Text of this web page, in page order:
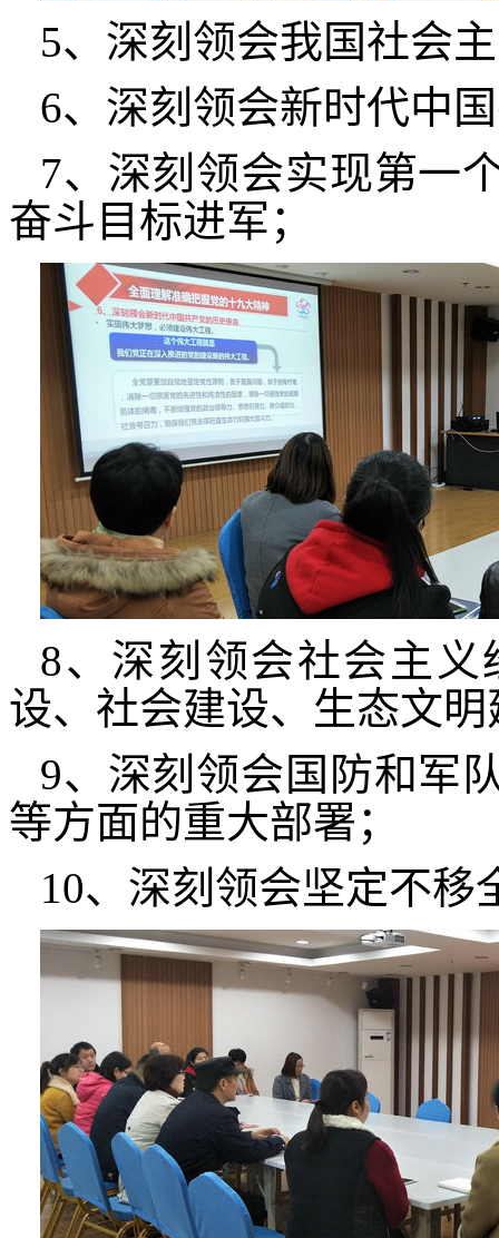
5、深刻领会我国社会
6、深刻领会新时代中
7、深刻领会实现第一
奋斗目标进军；
8、深刻领会社会主
设、社会建设、生态文
9、深刻领会国防和军
等方面的重大部署；
10、深刻领会坚定不移